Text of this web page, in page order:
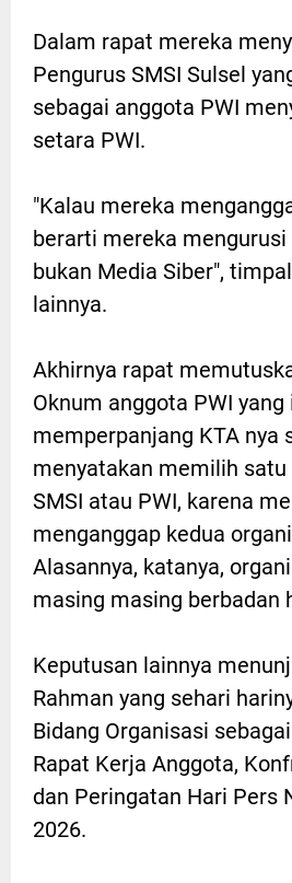
Dalam rapat mereka
Pengurus SMSI Sulsel
sebagai anggota PWI
setara PWI.
"Kalau mereka
berarti mereka mengurusi
bukan Media Siber",
lainnya.
Akhirnya rapat
Oknum anggota PWI yang
memperpanjang KTA nya
menyatakan memilih satu
SMSI atau PWI, karena
menganggap kedua
Alasannya, katanya,
masing masing berbadan
Keputusan lainnya
Rahman yang sehari
Bidang Organisasi
Rapat Kerja Anggota,
dan Peringatan Hari Pers
2026.